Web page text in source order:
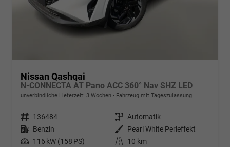
Nissan Qashqai
N-CONNECTA AT Pano ACC 360° Nav SHZ LED
unverbindliche Lieferzeit: 3 Wochen Fahrzeug mit Tageszulassung
Fahrzeugnr. 136484 Getriebe Automatik
Kraftstoff Benzin Außenfarbe Pearl White Perleffekt
Leistung 116 kW (158 PS) Kilometerstand
10 km